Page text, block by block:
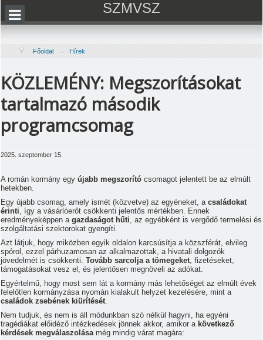
SZMVSZ
Főoldal → Hírek
KÖZLEMÉNY: Megszorításokat
tartalmazó második
programcsomag
2025. szeptember 15.
A román kormány egy újabb megszorító csomagot jelentett be az elmúlt
hetekben.
Egy újabb csomag, amely ismét (közvetve) az egyéneket, a családokat
érinti, így a vásárlóerőt csökkenti jelentős mértékben. Ennek
eredményeképpen a gazdaságot hűti, az egyébként is vergődő termelési és
szolgáltatási szektorokat gyengíti.
Azt látjuk, hogy miközben egyik oldalon karcsúsítja a közszférát, elvileg
spórol, ezzel párhuzamosan az alkalmazottak, a hivatali dolgozók
jövedelmét is csökkenti. Tovább sarcolja a tömegeket, fizetéseket,
támogatásokat vesz el, és jelentősen megnöveli az adókat.
Egyértelmű, hogy most sem lát a kormány más lehetőséget az elmúlt évek
felelőtlen kormányzása nyomán kialakult helyzet kezelésére, mint a
családok zsebének kiürítését.
Nem tudjuk, és nem is áll módunkban szó nélkül hagyni, ha egyéni
tragédiákat előidéző intézkedések jönnek akkor, amikor a következő
kérdések megválaszolásamég mindig várat magára: